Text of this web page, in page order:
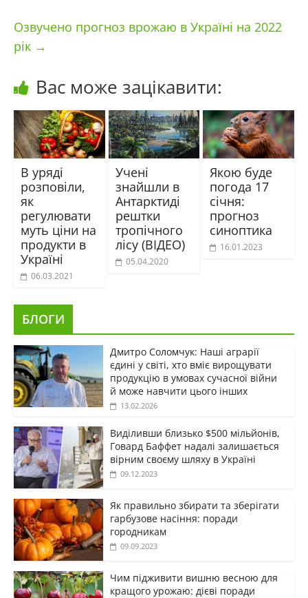
Озвучено прогноз врожаю в Україні на 2022
рік →
Вас може зацікавити:
В уряді
розповіли,
як
регулювати
муть ціни на
продукти в
Україні
06.03.2021
Учені
знайшли в
Антарктиді
рештки
тропічного
лісу (ВІДЕО)
05.04.2020
Якою буде
погода 17
січня:
прогноз
синоптика
16.01.2023
БЛОГИ
Дмитро Соломчук: Наші аграрії
єдині у світі, хто вміє вирощувати
продукцію в умовах сучасної війни
й може навчити цього інших
13.02.2026
Виділивши близько $500 мільйонів,
Говард Баффет надалі залишається
вірним своєму шляху в Україні
09.12.2023
Як правильно збирати та зберігати
гарбузове насіння: поради
городникам
09.09.2023
Чим підживити вишню весною для
кращого урожаю: дієві поради